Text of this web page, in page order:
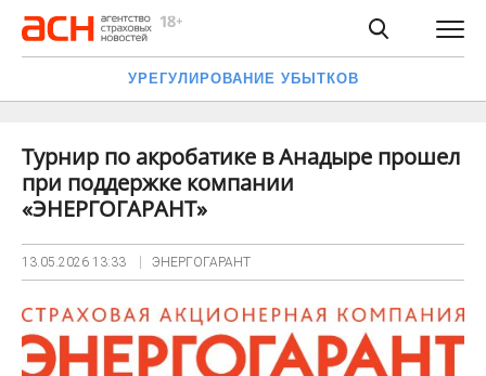
УРЕГУЛИРОВАНИЕ УБЫТКОВ
Турнир по акробатике в Анадыре прошел
при поддержке компании
«ЭНЕРГОГАРАНТ»
13.05.2026 13:33 ЭНЕРГОГАРАНТ